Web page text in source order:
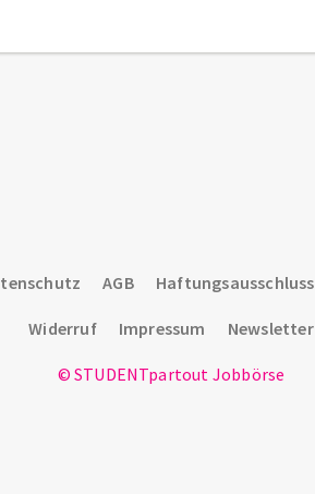
AGB Haftungsausschluss
Widerruf Impressum Newsletter
© STUDENTpartout Jobbörse